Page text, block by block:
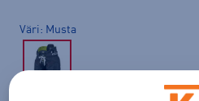
Väri Musta